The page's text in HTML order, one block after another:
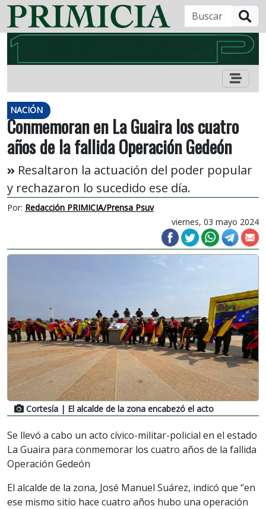
NACIÓN
Conmemoran en La Guaira los cuatro
años de la fallida Operación Gedeón
Resaltaron la actuación del poder popular
y rechazaron lo sucedido ese día.
Por: Redacción PRIMICIA/Prensa Psuv
viernes, 03 mayo 2024
Cortesía | El alcalde de la zona encabezó el acto
Se llevó a cabo un acto cívico-militar-policial en el estado
La Guaira para conmemorar los cuatro años de la fallida
Operación Gedeón
El alcalde de la zona, José Manuel Suárez, indicó que “en
ese mismo sitio hace cuatro años hubo una operación